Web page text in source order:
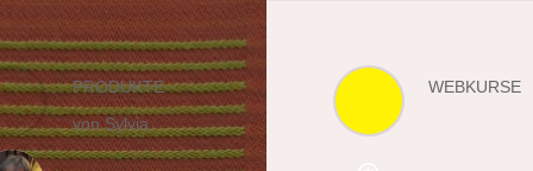
PRODUKTE
von Sylvia
WEBKURSE